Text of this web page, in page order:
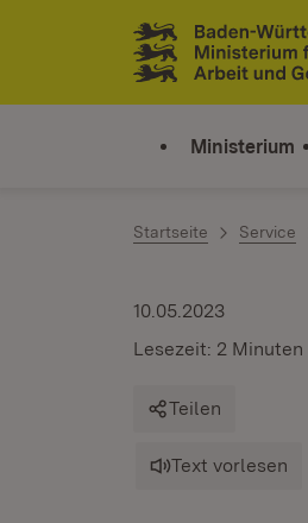
Zum Inhalt springen
Link zur Startseite
Ministerium
Startseite Service
10.05.2023
Lesezeit: 2 Minuten
Teilen
Text vorlesen